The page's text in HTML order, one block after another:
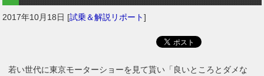
2017年10月18日 [試乗＆解説リポート]
若い世代に東京モーターショーを見て貰い「良いところとダメな